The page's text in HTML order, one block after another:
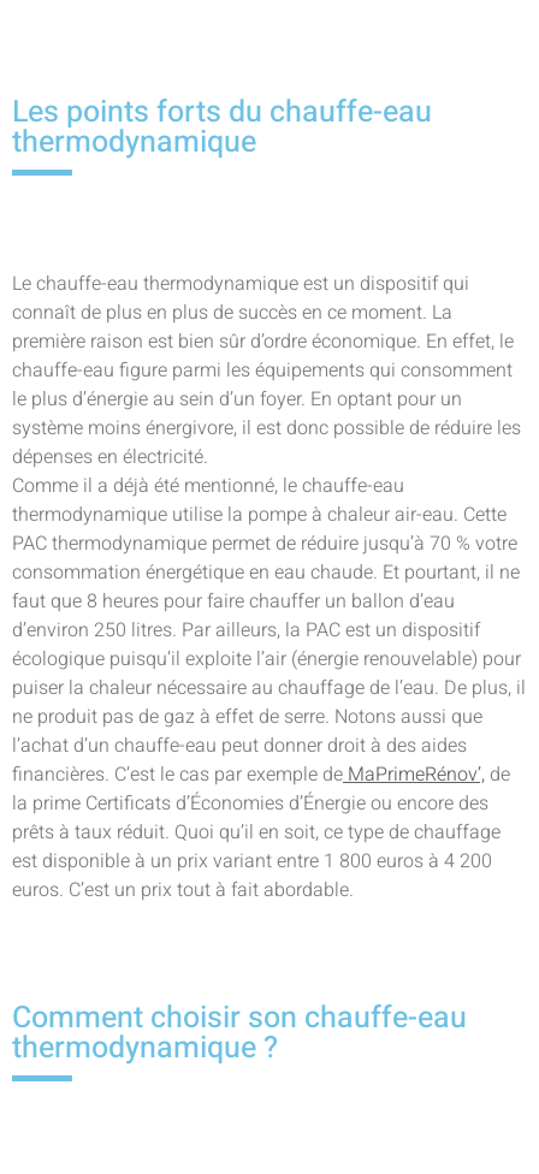
Les points forts du chauffe-eau
thermodynamique
Le chauffe-eau thermodynamique est un dispositif qui
connaît de plus en plus de succès en ce moment. La
première raison est bien sûr d’ordre économique. En effet, le
chauffe-eau figure parmi les équipements qui consomment
le plus d’énergie au sein d’un foyer. En optant pour un
système moins énergivore, il est donc possible de réduire les
dépenses en électricité.
Comme il a déjà été mentionné, le chauffe-eau
thermodynamique utilise la pompe à chaleur air-eau. Cette
PAC thermodynamique permet de réduire jusqu’à 70 % votre
consommation énergétique en eau chaude. Et pourtant, il ne
faut que 8 heures pour faire chauffer un ballon d’eau
d’environ 250 litres. Par ailleurs, la PAC est un dispositif
écologique puisqu’il exploite l’air (énergie renouvelable) pour
puiser la chaleur nécessaire au chauffage de l’eau. De plus, il
ne produit pas de gaz à effet de serre. Notons aussi que
l’achat d’un chauffe-eau peut donner droit à des aides
financières. C’est le cas par exemple deMaPrimeRénov’, de
la prime Certificats d’Économies d’Énergie ou encore des
prêts à taux réduit. Quoi qu’il en soit, ce type de chauffage
est disponible à un prix variant entre 1 800 euros à 4 200
euros. C’est un prix tout à fait abordable.
Comment choisir son chauffe-eau
thermodynamique ?